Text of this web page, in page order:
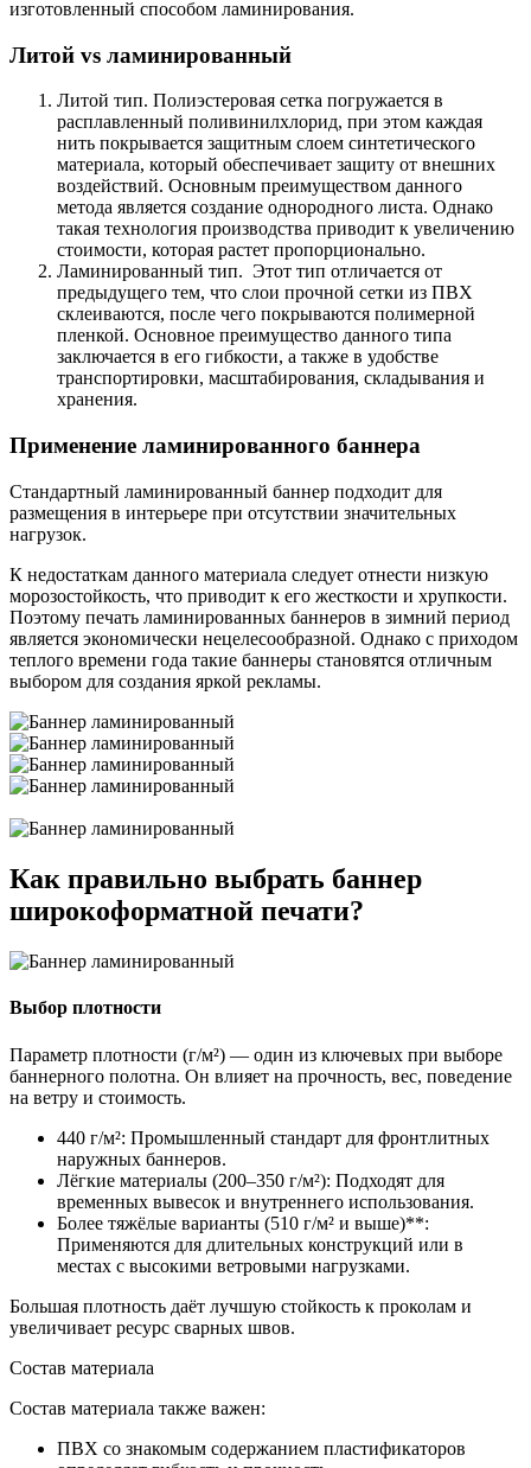
изготовленный способом ламинирования.
Литой vs ламинированный
Литой тип. Полиэстеровая сетка погружается в
расплавленный поливинилхлорид, при этом каждая
нить покрывается защитным слоем синтетического
материала, который обеспечивает защиту от внешних
воздействий. Основным преимуществом данного
метода является создание однородного листа. Однако
такая технология производства приводит к увеличению
стоимости, которая растет пропорционально.
Ламинированный тип. Этот тип отличается от
предыдущего тем, что слои прочной сетки из ПВХ
склеиваются, после чего покрываются полимерной
пленкой. Основное преимущество данного типа
заключается в его гибкости, а также в удобстве
транспортировки, масштабирования, складывания и
хранения.
Применение ламинированного баннера
Стандартный ламинированный баннер подходит для
размещения в интерьере при отсутствии значительных
нагрузок.
К недостаткам данного материала следует отнести низкую
морозостойкость, что приводит к его жесткости и хрупкости.
Поэтому печать ламинированных баннеров в зимний период
является экономически нецелесообразной. Однако с приходом
теплого времени года такие баннеры становятся отличным
выбором для создания яркой рекламы.
Как правильно выбрать баннер
широкоформатной печати?
Выбор плотности
Параметр плотности (г/м²) — один из ключевых при выборе
баннерного полотна. Он влияет на прочность, вес, поведение
на ветру и стоимость.
440 г/м²: Промышленный стандарт для фронтлитных
наружных баннеров.
Лёгкие материалы (200–350 г/м²): Подходят для
временных вывесок и внутреннего использования.
Более тяжёлые варианты (510 г/м² и выше)**:
Применяются для длительных конструкций или в
местах с высокими ветровыми нагрузками.
Большая плотность даёт лучшую стойкость к проколам и
увеличивает ресурс сварных швов.
Состав материала
Состав материала также важен:
ПВХ со знакомым содержанием пластификаторов